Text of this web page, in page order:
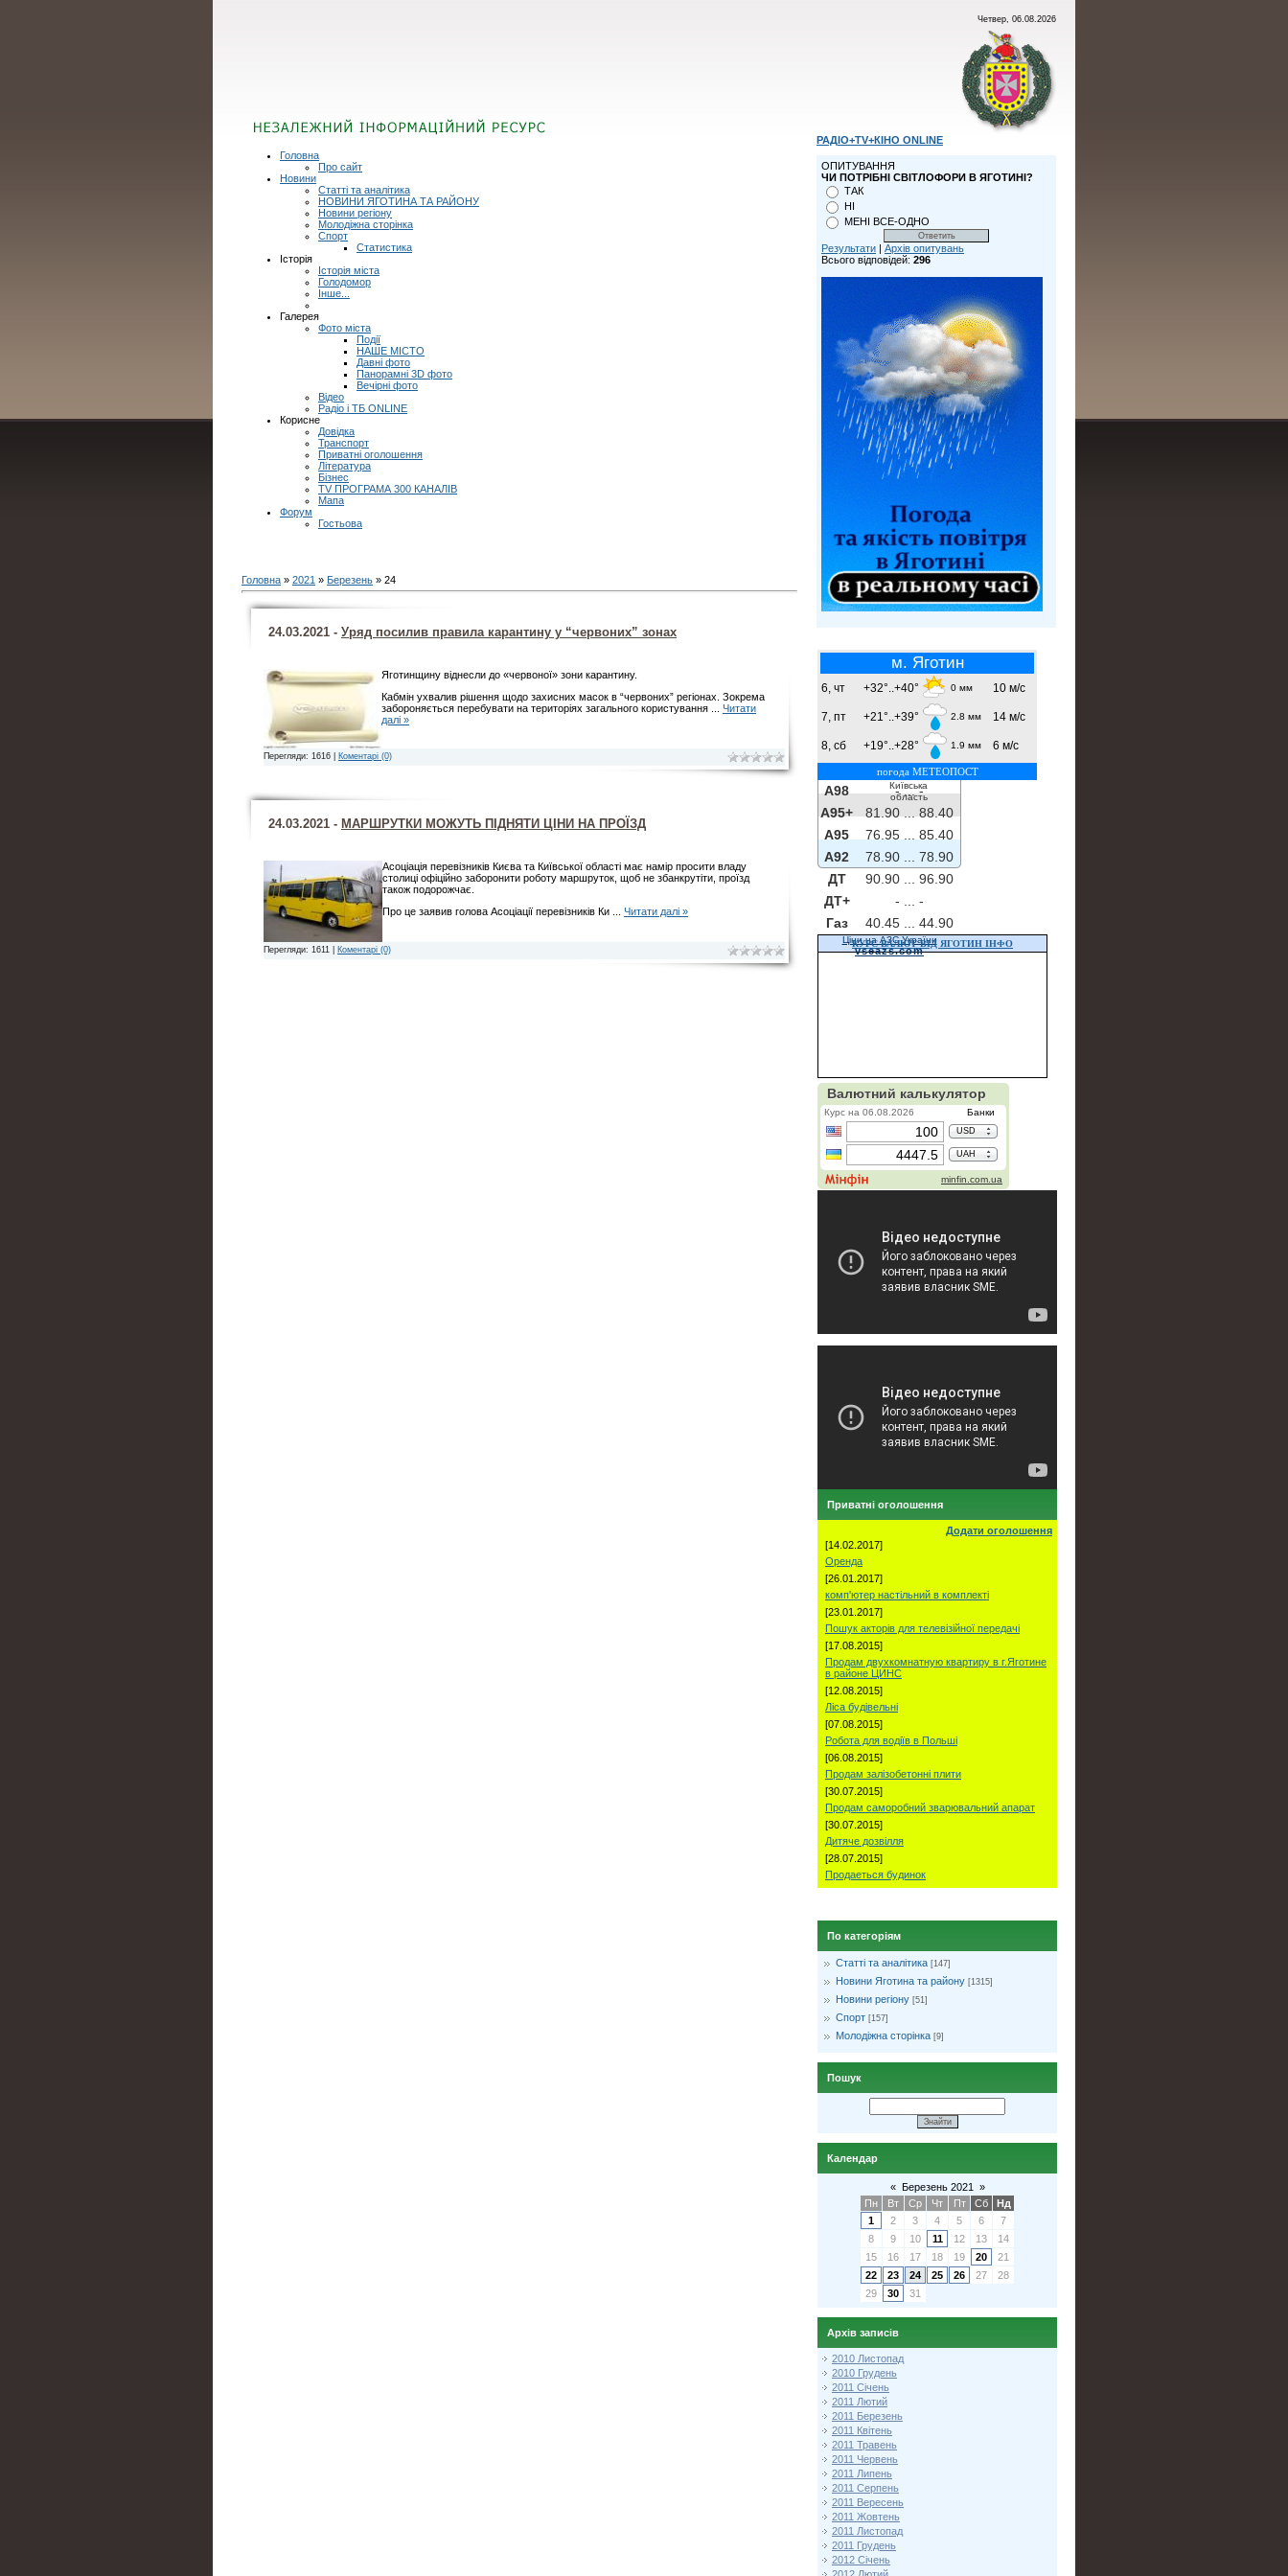
Четвер, 06.08.2026
Головна
Про сайт
Новини
Статті та аналітика
НОВИНИ ЯГОТИНА ТА РАЙОНУ
Новини регіону
Молодіжна сторінка
Спорт
Статистика
Історія
Історія міста
Голодомор
Інше...
Галерея
Фото міста
Події
НАШЕ МІСТО
Давні фото
Панорамні 3D фото
Вечірні фото
Відео
Радіо і ТБ ONLINE
Корисне
Довідка
Транспорт
Приватні оголошення
Література
Бізнес
TV ПРОГРАМА 300 КАНАЛІВ
Мапа
Форум
Гостьова
Головна » 2021 » Березень » 24
24.03.2021 - Уряд посилив правила карантину у “червоних” зонах
Яготинщину віднесли до «червоної» зони карантину.
Кабмін ухвалив рішення щодо захисних масок в “червоних” регіонах. Зокрема
забороняється перебувати на територіях загального користування
Читати
далі »
Перегляди: 1616 | Коментарі (0)
24.03.2021 - МАРШРУТКИ МОЖУТЬ ПІДНЯТИ ЦІНИ НА ПРОЇЗД
Асоціація перевізників Києва та Київської області має намір просити владу
столиці офіційно заборонити роботу маршруток, щоб не збанкрутіти, проїзд
також подорожчає.
Про це заявив голова Асоціації перевізників Ки
Читати далі »
Перегляди: 1611 | Коментарі (0)
РАДІО+TV+КІНО ONLINE
ОПИТУВАННЯ
ЧИ ПОТРІБНІ СВІТЛОФОРИ В ЯГОТИНІ?
ТАК
НІ
МЕНІ ВСЕ-ОДНО
Результати | Архів опитувань
Всього відповідей: 296
м. Яготин
6, чт +32°..+40° 0 мм 10 м/с
7, пт +21°..+39° 2.8 мм 14 м/с
8, сб +19°..+28° 1.9 мм 6 м/с
погода МЕТЕОПОСТ
Київська
область
A98 - ...-
A95+
81.90 ...
88.40
A95
76.95 ...
85.40
A92
78.90 ...
78.90
ДТ
90.90 ...
96.90
ДТ+
- ...
-
Газ
40.45 ... 44.90
Ціни на АЗС України
vseazs.com
КУРС ВАЛЮТ ВІД ЯГОТИН ІНФО
Приватні оголошення
Додати оголошення
[14.02.2017]
Оренда
[26.01.2017]
комп'ютер настільний в комплекті
[23.01.2017]
Пошук акторів для телевізійної передачі
[17.08.2015]
Продам двухкомнатную квартиру в г.Яготине
в районе ЦИНС
[12.08.2015]
Ліса будівельні
[07.08.2015]
Робота для водіїв в Польші
[06.08.2015]
Продам залізобетонні плити
[30.07.2015]
Продам саморобний зварювальний апарат
[30.07.2015]
Дитяче дозвілля
[28.07.2015]
Продаеться будинок
По категоріям
Статті та аналітика [147]
Новини Яготина та району [1315]
Новини регіону [51]
Спорт [157]
Молодіжна сторінка [9]
Пошук
Календар
« Березень 2021
»
Пн
Вт Ср Чт Пт Сб
Нд
1
2 3 4 5 6
7
8
9 10 11 12 13
14
15
16 17 18 19 20
21
22
23 24 25 26 27
28
29
30 31
Архів записів
2010 Листопад
2010 Грудень
2011 Січень
2011 Лютий
2011 Березень
2011 Квітень
2011 Травень
2011 Червень
2011 Липень
2011 Серпень
2011 Вересень
2011 Жовтень
2011 Листопад
2011 Грудень
2012 Січень